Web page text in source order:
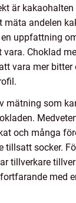
är
mäta andelen
uppfattning
Choklad
vara mer bitter
mätning som
och många
tillsatt socker.
tillverkare
med